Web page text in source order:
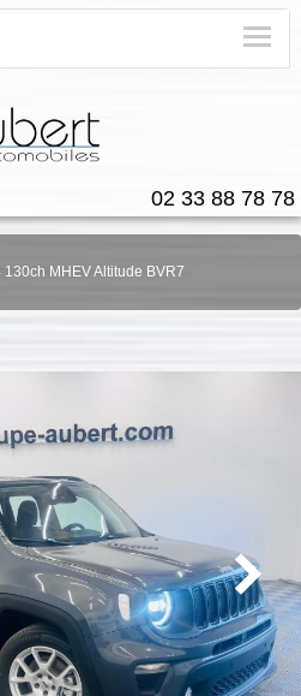
02 33 88 78 78
MHEV Altitude BVR7